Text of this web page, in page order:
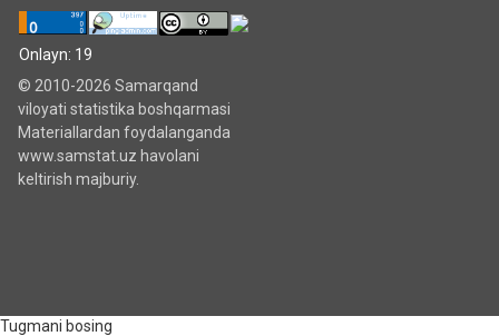
Onlayn: 19
© 2010-2026 Samarqand
viloyati statistika boshqarmasi
Materiallardan foydalanganda
www.samstat.uz havolani
keltirish majburiy.
Tugmani bosing